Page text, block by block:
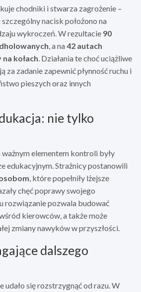
chodniki i stwarza zagrożenie –
nacisk położono na
wykroczeń. W rezultacie 90
, a na42 autach
kołach. Działania te choć uciążliwe
za zadanie zapewnić płynność ruchu i
pieszych oraz innych
nie tylko
elementem kontroli były
edukacyjnym. Strażnicy postanowili
, które popełniły lżejsze
chęć poprawy swojego
rozwiązanie pozwala budować
kierowców, a także może
zmiany nawyków w przyszłości.
dalszego
udało się rozstrzygnąć od razu. W